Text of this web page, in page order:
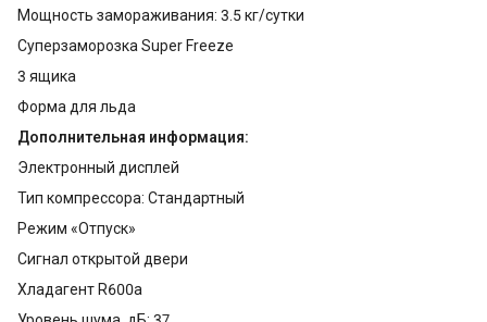
Мощность замораживания: 3.5 кг/сутки
Суперзаморозка Super Freeze
3 ящика
Форма для льда
Дополнительная информация:
Электронный дисплей
Тип компрессора: Стандартный
Режим «Отпуск»
Сигнал открытой двери
Хладагент R600a